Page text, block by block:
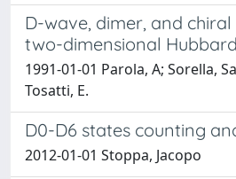
D-wave, dimer, and
two-dimensional
1991-01-01 Parola, A; Sorella,
Tosatti, E.
D0-D6 states counting
2012-01-01 Stoppa, Jacopo